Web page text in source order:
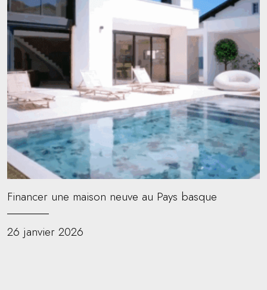
Financer une maison neuve au Pays basque
26 janvier 2026